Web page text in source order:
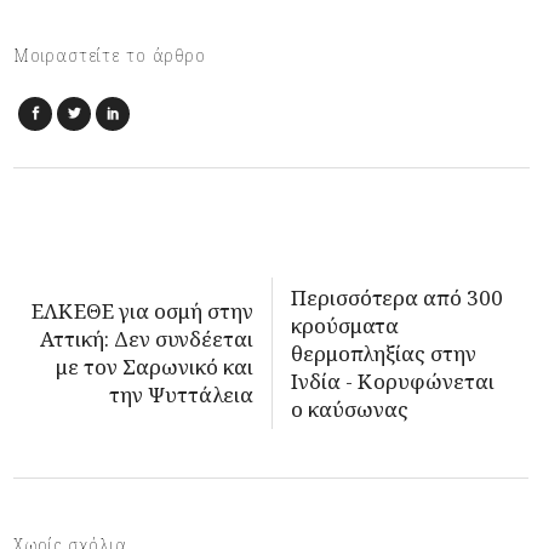
Μοιραστείτε το άρθρο
ΕΛΚΕΘΕ για οσμή στην
Αττική: Δεν συνδέεται
με τον Σαρωνικό και
την Ψυττάλεια
Περισσότερα από 300
κρούσματα
θερμοπληξίας στην
Ινδία - Κορυφώνεται
ο καύσωνας